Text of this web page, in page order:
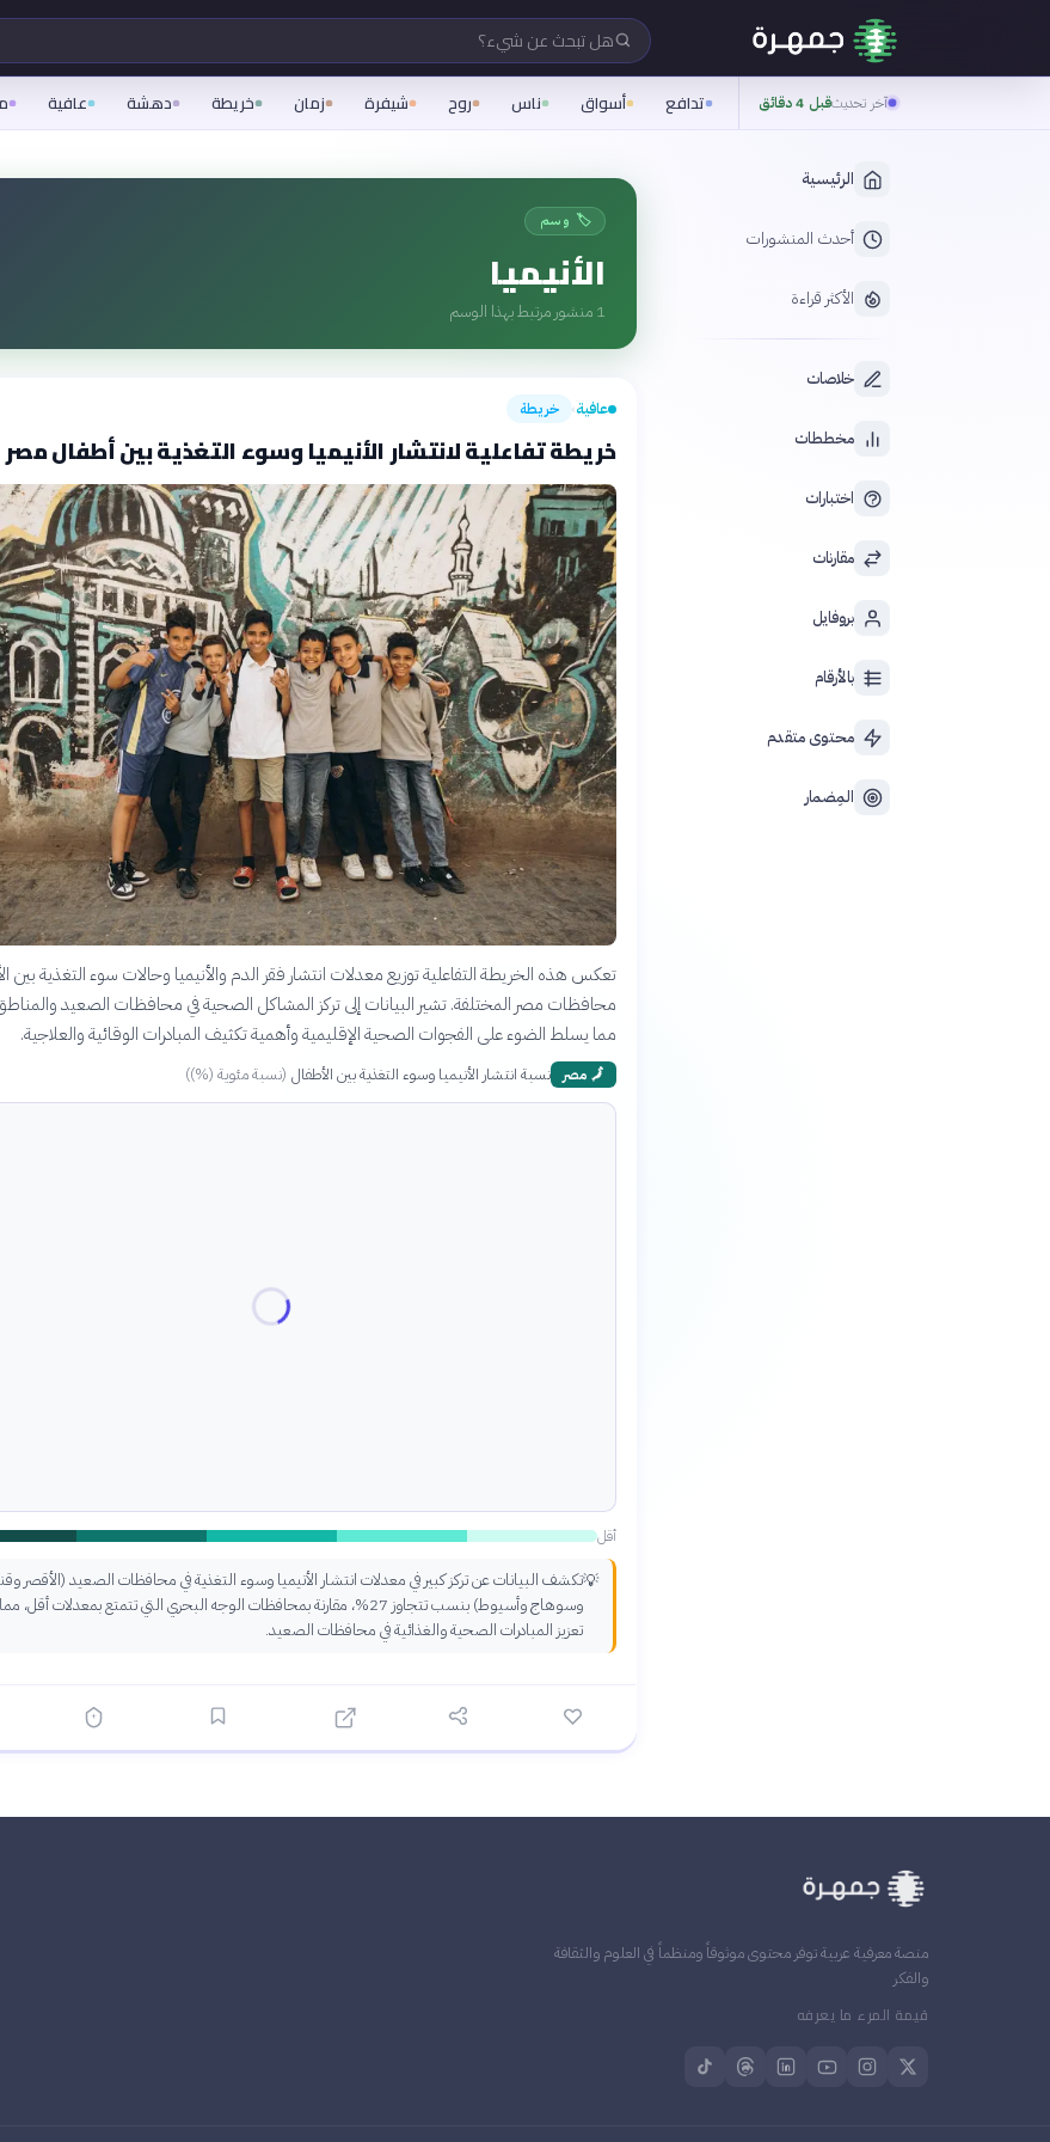
هل تبحث عن شيء؟
آخر تحديثقبل 4 دقائق تدافع أسواق ناس روح شيفرة زمان خريطة دهشة عافية
الرئيسية
أحدث المنشورات
الأكثر قراءة
خلاصات
مخططات
اختبارات
مقارنات
بروفايل
بالأرقام
محتوى متقدم
المِضمار
🏷️ وسم
الأنيميا
1 منشور مرتبط بهذا الوسم
عافية› خريطة
خريطة تفاعلية لانتشار الأنيميا وسوء التغذية بين أطفال مصر
تعكس هذه الخريطة التفاعلية توزيع معدلات انتشار فقر الدم والأنيميا وحالات سوء التغذية بين
محافظات مصر المختلفة. تشير البيانات إلى تركز المشاكل الصحية في محافظات الصعيد والمناطق
مما يسلط الضوء على الفجوات الصحية الإقليمية وأهمية تكثيف المبادرات الوقائية والعلاجية.
🗾 مصر نسبة انتشار الأنيميا وسوء التغذية بين الأطفال (نسبة مئوية (%))
أقل
💡تكشف البيانات عن تركز كبير في معدلات انتشار الأنيميا وسوء التغذية في محافظات الصعيد (الأقصر
وسوهاج وأسيوط) بنسب تتجاوز 27%، مقارنة بمحافظات الوجه البحري التي تتمتع بمعدلات
تعزيز المبادرات الصحية والغذائية في محافظات الصعيد.
منصة معرفية عربية توفر محتوى موثوقاً ومنظماً في العلوم والثقافة
والفكر
قيمة المرء ما يعرفه